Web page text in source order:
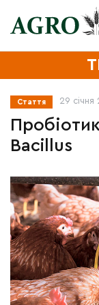
Стаття 29 січня
Bacillus